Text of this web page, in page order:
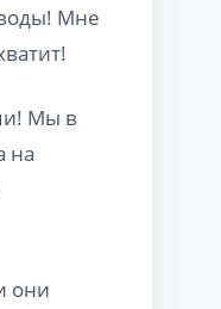
Мне
Мы в
на
они